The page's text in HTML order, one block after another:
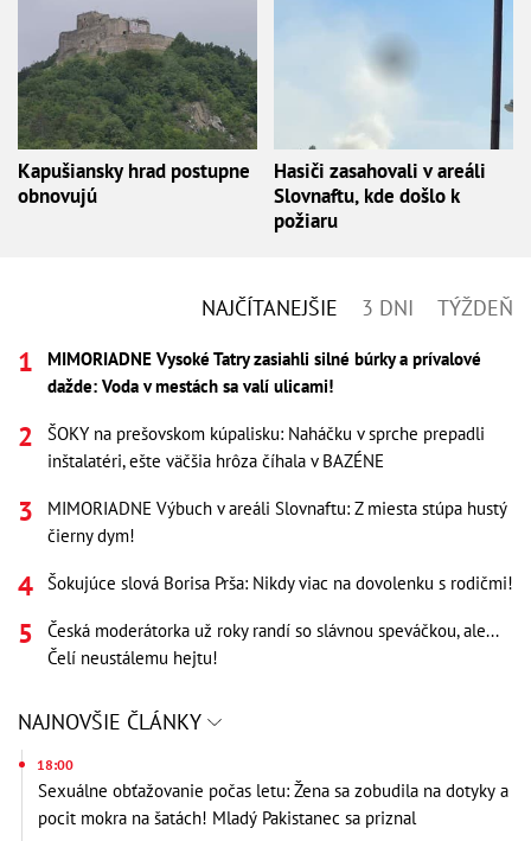
Kapušiansky hrad postupne
obnovujú
Hasiči zasahovali v areáli
Slovnaftu, kde došlo k
požiaru
NAJČÍTANEJŠIE 3 DNI TÝŽDEŇ
MIMORIADNE Vysoké Tatry zasiahli silné búrky a prívalové
dažde: Voda v mestách sa valí ulicami!
ŠOKY na prešovskom kúpalisku: Naháčku v sprche prepadli
inštalatéri, ešte väčšia hrôza číhala v BAZÉNE
MIMORIADNE Výbuch v areáli Slovnaftu: Z miesta stúpa hustý
čierny dym!
Šokujúce slová Borisa Prša: Nikdy viac na dovolenku s rodičmi!
Česká moderátorka už roky randí so slávnou speváčkou, ale...
Čelí neustálemu hejtu!
NAJNOVŠIE ČLÁNKY
18:00
Sexuálne obťažovanie počas letu: Žena sa zobudila na dotyky a
pocit mokra na šatách! Mladý Pakistanec sa priznal